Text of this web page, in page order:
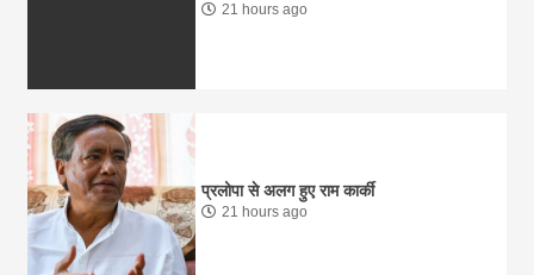
21 hours ago
प्रलोपा से अलग हुए राम कार्की
21 hours ago